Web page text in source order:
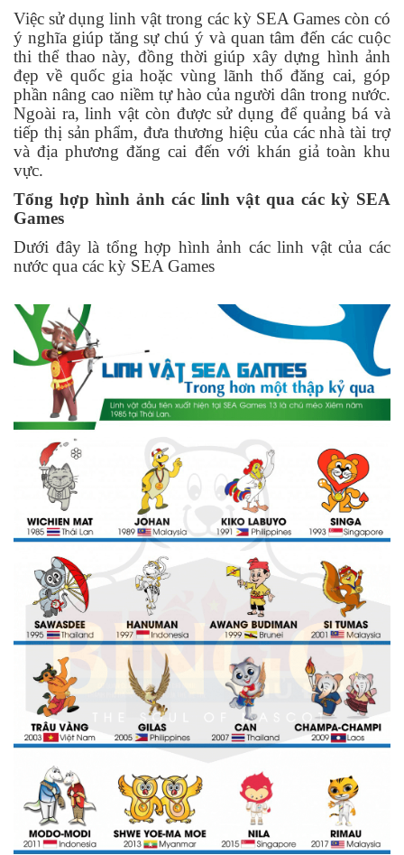
Việc sử dụng linh vật trong các kỳ SEA Games còn có
ý nghĩa giúp tăng sự chú ý và quan tâm đến các cuộc
thi thể thao này, đồng thời giúp xây dựng hình ảnh
đẹp về quốc gia hoặc vùng lãnh thổ đăng cai, góp
phần nâng cao niềm tự hào của người dân trong nước.
Ngoài ra, linh vật còn được sử dụng để quảng bá và
tiếp thị sản phẩm, đưa thương hiệu của các nhà tài trợ
và địa phương đăng cai đến với khán giả toàn khu
vực.
Tổng hợp hình ảnh các linh vật qua các kỳ SEA
Games
Dưới đây là tổng hợp hình ảnh các linh vật của các
nước qua các kỳ SEA Games